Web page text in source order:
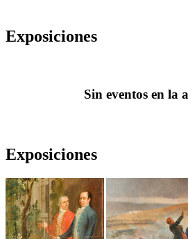
Exposiciones
Sin eventos en la
Exposiciones